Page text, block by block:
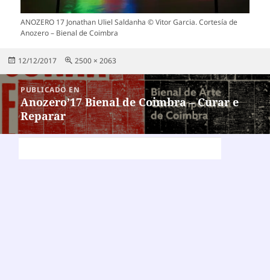
ANOZERO 17 Jonathan Uliel Saldanha © Vitor Garcia. Cortesía de
Anozero – Bienal de Coimbra
Publicado
12/12/2017
Tamaño
2500 × 2063
Navegación
de
entradas
PUBLICADO EN
Anozero’17 Bienal de Coimbra – Curar e
Reparar